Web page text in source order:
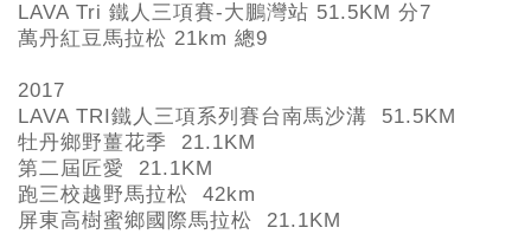
LAVA Tri 鐵人三項賽-大鵬灣站 51.5KM 分7
萬丹紅豆馬拉松 21km 總9
2017
LAVA TRI 鐵人三項系列賽台南馬沙溝 51.5KM
牡丹鄉野薑花季 21.1KM
第二屆匠愛 21.1KM
跑三校越野馬拉松 42km
屏東高樹蜜鄉國際馬拉松 21.1KM